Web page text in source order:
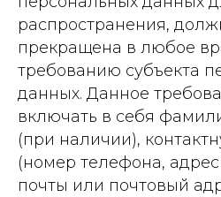
распространения,
прекращена в любое
требованию субъекта
данных. Данное
включать в себя
(при наличии),
(номер телефона,
почты или почтовый